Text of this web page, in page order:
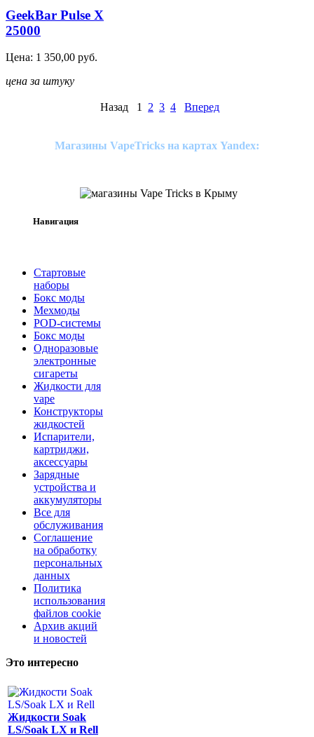
GeekBar Pulse X
25000
Цена: 1 350,00 руб.
цена за штуку
Назад 1 2 3 4 Вперед
Магазины VapeTricks на картах Yandex:
Навигация
Стартовые
наборы
Бокс моды
Мехмоды
POD-системы
Бокс моды
Одноразовые
электронные
сигареты
Жидкости для
vape
Конструкторы
жидкостей
Испарители,
картриджи,
аксессуары
Зарядные
устройства и
аккумуляторы
Все для
обслуживания
Соглашение
на обработку
персональных
данных
Политика
использования
файлов cookie
Архив акций
и новостей
Это интересно
Жидкости Soak
LS/Soak LX и Rell